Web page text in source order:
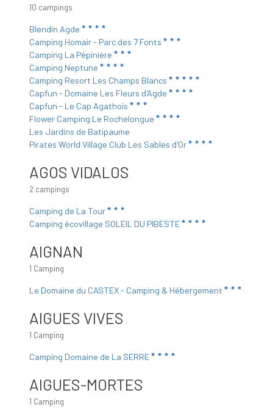
10 campings
Blendin Agde
Camping Homair - Parc des 7 Fonts
Camping La Pépinière
Camping Neptune
Camping Resort Les Champs Blancs
Capfun - Domaine Les Fleurs d'Agde
Capfun - Le Cap Agathois
Flower Camping Le Rochelongue
Les Jardins de Batipaume
Pirates World Village Club Les Sables d'Or
AGOS VIDALOS
2 campings
Camping de La Tour
Camping écovillage SOLEIL DU PIBESTE
AIGNAN
1 Camping
Le Domaine du CASTEX - Camping & Hébergement
AIGUES VIVES
1 Camping
Camping Domaine de La SERRE
AIGUES-MORTES
1 Camping